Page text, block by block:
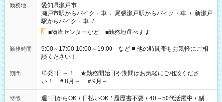
勤務地
愛知県瀬戸市
瀬戸市駅からバイク・車 / 尾張瀬戸駅からバイク・車 / 新瀬戸
駅からバイク・車 / …
■物流センターなど ■勤務地選べます
勤務時間
9:00～17:00 10:00～19:00 など ■ 他の時間帯もお気軽にご相
談ください！
期間
単発1日～！ ★勤務開始日や期間はお気軽にご相談くださ
い！ ＃8月～ ＃9月～
特徴 週1日からOK / 日払いOK / 履歴書不要 / 40～50代活躍中 / 副